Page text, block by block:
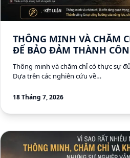
THÔNG MINH VÀ CHĂM
ĐỂ BẢO ĐẢM THÀNH
Thông minh và chăm chỉ có thực sự
Dựa trên các nghiên cứu về…
18 Tháng 7, 2026